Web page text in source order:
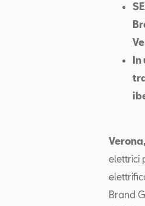
In
elettrici
Brand